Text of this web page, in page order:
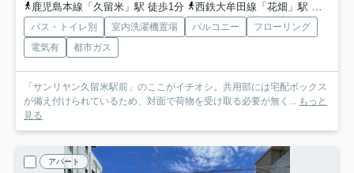
鹿児島本線「久留米」駅 徒歩1分
西鉄大牟田線「花畑」駅 徒歩28分
バス・トイレ別 室内洗濯機置場 バルコニー
フローリング
電気有
都市ガス
「サンリヤン久留米駅前」のここがイチオシ。共用部には宅配ボックス
が備え付けられているため、対面で荷物を受け取る必要が無く... もっと
見る
アパート